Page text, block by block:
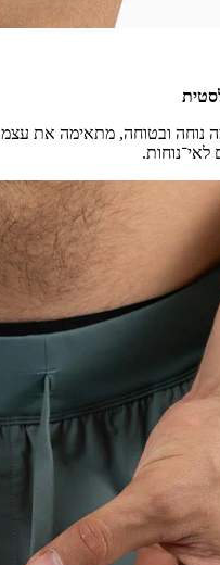
ובטוחה, מתאימה את עצמה
לאי־נוחות.